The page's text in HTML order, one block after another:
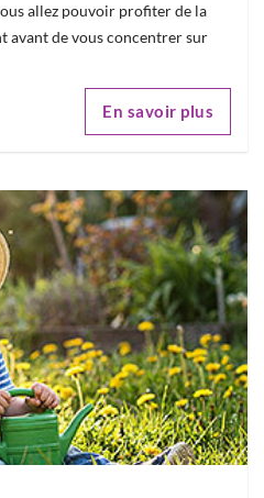
allez pouvoir profiter de la
avant de vous concentrer sur
En savoir plus